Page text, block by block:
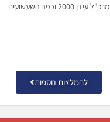
מנכ"ל עידן 2000 וכפר השעשועים
להמלצות נוספות